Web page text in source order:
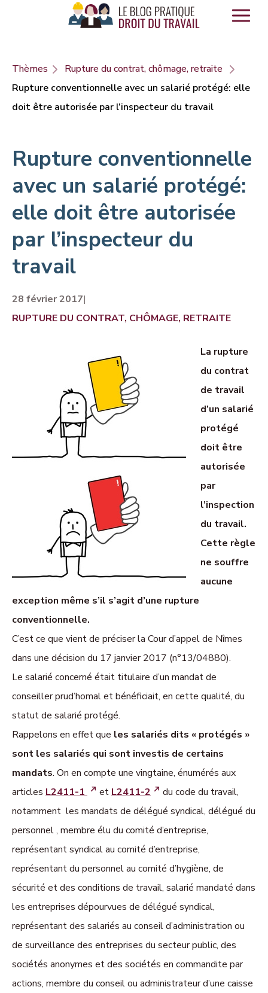
Panneau de gestion des cookies
Thèmes
Rupture du contrat, chômage, retraite
Rupture conventionnelle avec un salarié protégé: elle
doit être autorisée par l’inspecteur du travail
Rupture conventionnelle
avec un salarié protégé:
elle doit être autorisée
par l’inspecteur du
travail
28 février 2017|
RUPTURE DU CONTRAT, CHÔMAGE, RETRAITE
La rupture
du contrat
de travail
d’un salarié
protégé
doit être
autorisée
par
l’inspection
du travail.
Cette règle
ne souffre
aucune
exception même s’il s’agit d’une rupture
conventionnelle.
C’est ce que vient de préciser la Cour d’appel de Nîmes
dans une décision du 17 janvier 2017 (n°13/04880).
Le salarié concerné était titulaire d’un mandat de
conseiller prud’homal et bénéficiait, en cette qualité, du
statut de salarié protégé.
Rappelons en effet que les salariés dits « protégés »
sont les salariés qui sont investis de certains
mandats. On en compte une vingtaine, énumérés aux
articles L2411-1 et L2411-2
du code du travail,
notamment les mandats de délégué syndical, délégué du
personnel , membre élu du comité d’entreprise,
représentant syndical au comité d’entreprise,
représentant du personnel au comité d’hygiène, de
sécurité et des conditions de travail, salarié mandaté dans
les entreprises dépourvues de délégué syndical,
représentant des salariés au conseil d’administration ou
de surveillance des entreprises du secteur public, des
sociétés anonymes et des sociétés en commandite par
actions, membre du conseil ou administrateur d’une caisse